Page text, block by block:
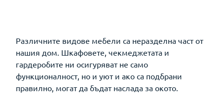
Различните видове мебели са неразделна част от
нашия дом. Шкафовете, чекмеджетата и
гардеробите ни осигуряват не само
функционалност, но и уют и ако са подбрани
правилно, могат да бъдат наслада за окото.